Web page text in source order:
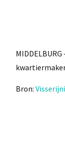
Bron: